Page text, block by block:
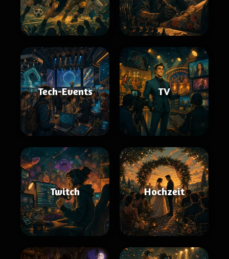
Tech-Events TV
Twitch Hochzeit